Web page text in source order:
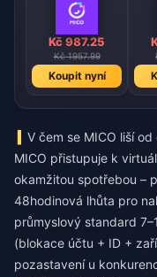
Kč 987.25
Kč 1957.99
Koupit nyní
V čem se MICO liší
MICO přistupuje k
okamžitou spotřebou –
48hodinová lhůta pro
průmyslový standard
(blokace účtu + ID +
pozastavení u